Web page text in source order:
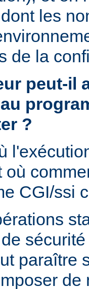
les
de la
peut-il
?
où
CGI/ssi
paraître